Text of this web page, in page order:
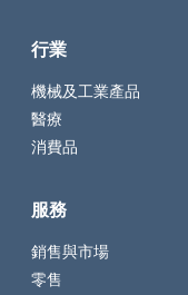
行業
機械及工業產品
醫療
消費品
服務
銷售與市場
零售